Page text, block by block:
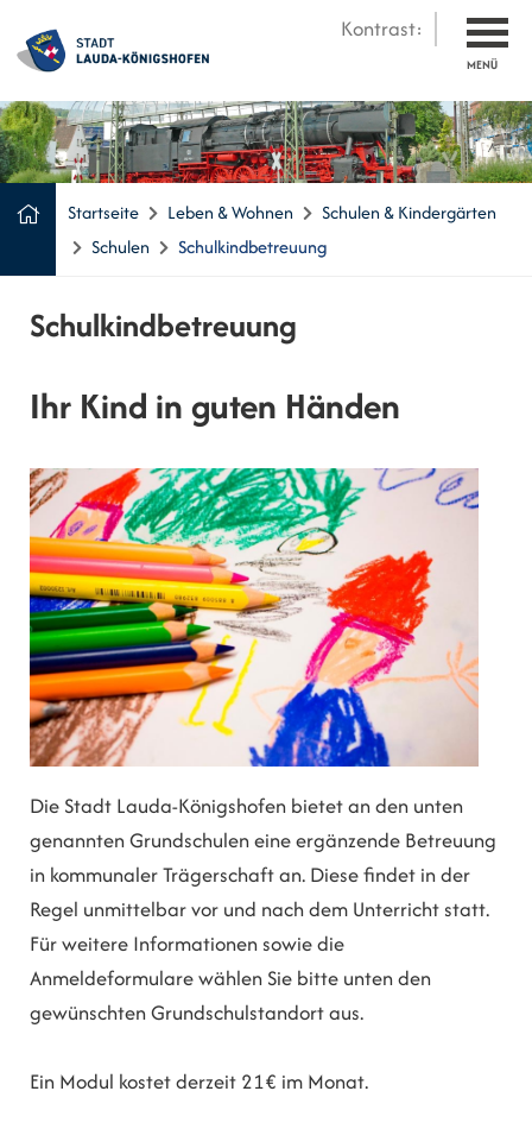
Kontrast:
MENÜ
Startseite Leben & Wohnen
Schulen & Kindergärten
Schulen
Schulkindbetreuung
Schulkindbetreuung
Ihr Kind in guten Händen
Die Stadt Lauda-Königshofen bietet an den unten
genannten Grundschulen eine ergänzende Betreuung
in kommunaler Trägerschaft an. Diese findet in der
Regel unmittelbar vor und nach dem Unterricht statt.
Für weitere Informationen sowie die
Anmeldeformulare wählen Sie bitte unten den
gewünschten Grundschulstandort aus.
Ein Modul kostet derzeit 21€ im Monat.